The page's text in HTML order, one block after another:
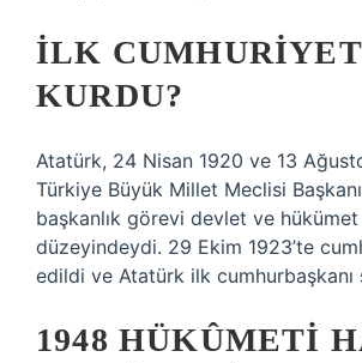
İLK
KURDU?
Atatürk, 24 Nisan 1920 ve 13
Türkiye Büyük Millet Meclisi
başkanlık görevi devlet ve hükümet
düzeyindeydi. 29 Ekim 1923’te
edildi ve Atatürk ilk cumhurbaşkanı
1948 HÜKÛMETI